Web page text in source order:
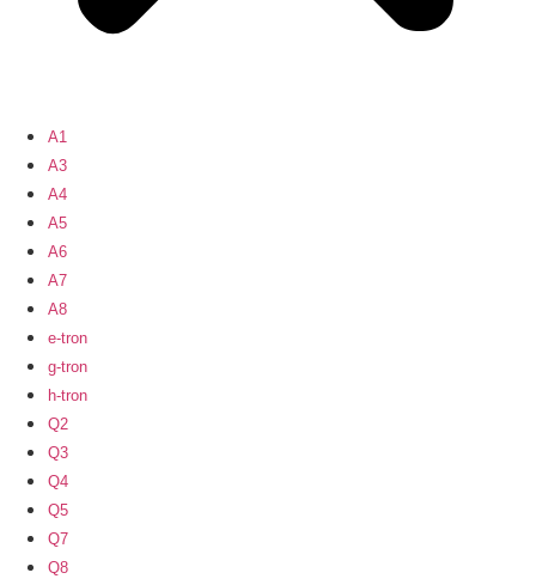
A1
A3
A4
A5
A6
A7
A8
e-tron
g-tron
h-tron
Q2
Q3
Q4
Q5
Q7
Q8